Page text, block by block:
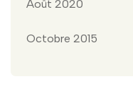
Août 2020
Octobre 2015